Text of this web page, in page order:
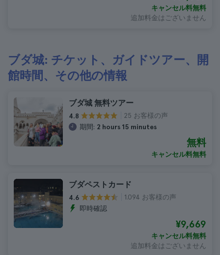
キャンセル料無料
追加料金はございません
ブダ城: チケット、ガイドツアー、開
館時間、その他の情報
ブダ城 無料ツアー
4.8
25 お客様の声
期間: 2 hours 15 minutes
無料
キャンセル料無料
ブダペストカード
4.6
1.094 お客様の声
即時確認
¥9,669
キャンセル料無料
追加料金はございません